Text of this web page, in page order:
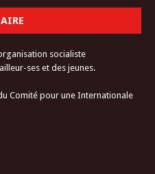
socialiste
ses et des jeunes.
Comité pour une Internationale